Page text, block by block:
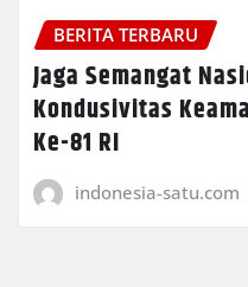
BERITA TERBARU
Jaga Semangat
Kondusivitas
Ke-81 RI
indonesia-satu.com